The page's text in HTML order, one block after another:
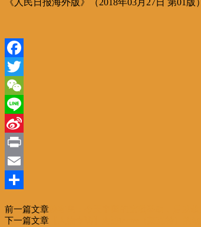
Facebook
Twitter
WeChat
Line
Sina
Weibo
Print
Email
享
前一篇文章
下一篇文章